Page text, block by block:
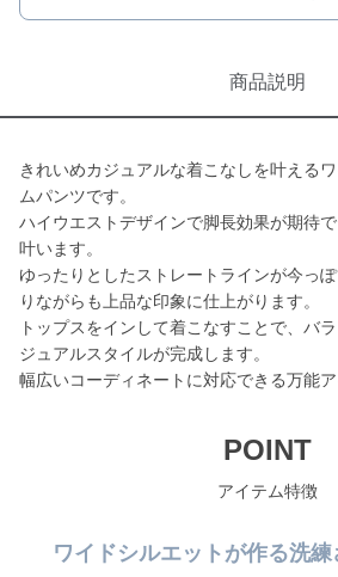
商品説明
きれいめカジュアルな着こなしを叶える
ムパンツです。
ハイウエストデザインで脚長効果が期待
叶います。
ゆったりとしたストレートラインが今っ
りながらも上品な印象に仕上がります。
トップスをインして着こなすことで、バ
ジュアルスタイルが完成します。
幅広いコーディネートに対応できる万能ア
POINT
アイテム特徴
ワイドシルエットが作る洗